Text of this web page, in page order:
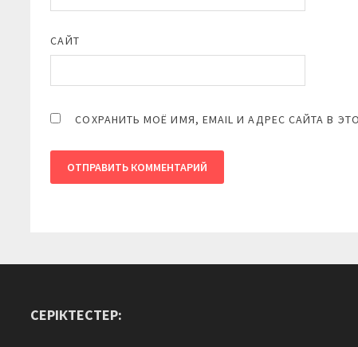
САЙТ
СОХРАНИТЬ МОЁ ИМЯ, EMAIL И АДРЕС САЙТА В
СЕРІКТЕСТЕР: